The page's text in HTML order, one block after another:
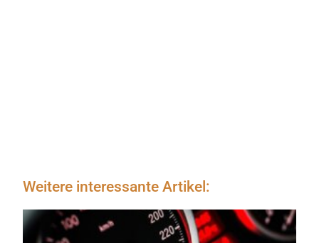
Weitere interessante Artikel: